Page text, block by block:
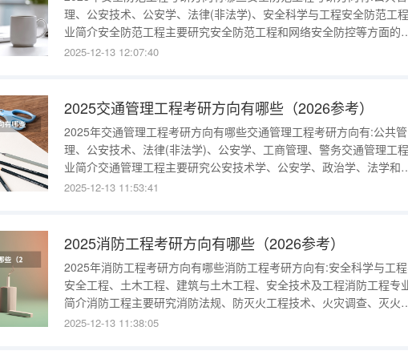
理、公安技术、公安学、法律(非法学)、安全科学与工程安全防范工
业简介安全防范工程主要研究安全防范工程和网络安全防控等方面的
本知识和技能，在公安部门和国家安全部门等单位进行安全防范、安全
安全黑客安检监
2025-12-13 12:07:40
2025交通管理工程考研方向有哪些（2026参考）
2025年交通管理工程考研方向有哪些交通管理工程考研方向有:公共管
理、公安技术、法律(非法学)、公安学、工商管理、警务交通管理工
业简介交通管理工程主要研究公安技术学、公安学、政治学、法学和
通运输学等方面的基本知识和技能，在公安机关进行交通秩序管理、道
通事故的鉴定与处
2025-12-13 11:53:41
2025消防工程考研方向有哪些（2026参考）
2025年消防工程考研方向有哪些消防工程考研方向有:安全科学与工程
安全工程、土木工程、建筑与土木工程、安全技术及工程消防工程专
简介消防工程主要研究消防法规、防灭火工程技术、火灾调查、灭火
援等方面的基本知识和技能，在消防部门进行消防管理、灭火救援、火
2025-12-13 11:38:05